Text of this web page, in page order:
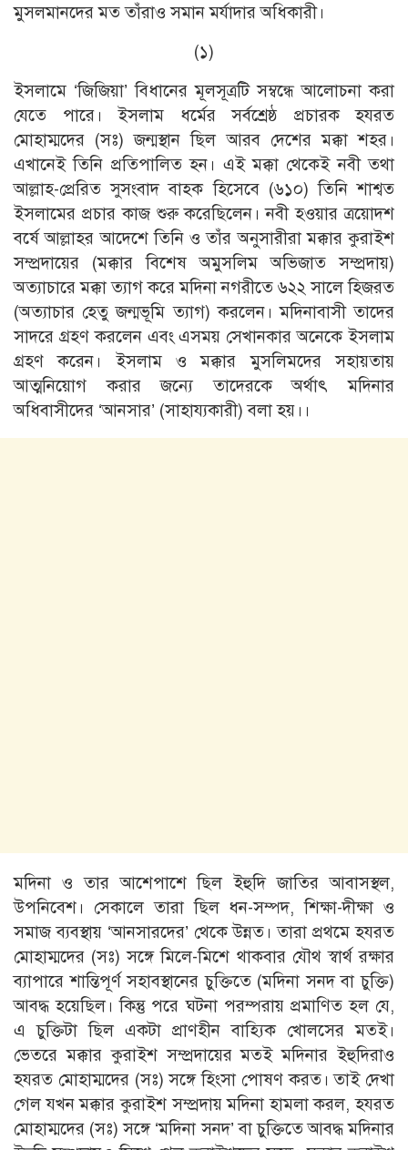
মুসলমানদের মত তাঁরাও সমান মর্যাদার অধিকারী।
(১)
ইসলামে ‘জিজিয়া’ বিধানের মূলসূত্রটি সম্বন্ধে আলােচনা করা
যেতে পারে। ইসলাম ধর্মের সর্বশ্রেষ্ঠ প্রচারক হযরত
মােহাম্মদের (সঃ) জন্মস্থান ছিল আরব দেশের মক্কা শহর।
এখানেই তিনি প্রতিপালিত হন। এই মক্কা থেকেই নবী তথা
আল্লাহ-প্রেরিত সুসংবাদ বাহক হিসেবে (৬১০) তিনি শাশ্বত
ইসলামের প্রচার কাজ শুরু করেছিলেন। নবী হওয়ার ত্রয়ােদশ
বর্ষে আল্লাহর আদেশে তিনি ও তাঁর অনুসারীরা মক্কার কুরাইশ
সম্প্রদায়ের (মক্কার বিশেষ অমুসলিম অভিজাত সম্প্রদায়)
অত্যাচারে মক্কা ত্যাগ করে মদিনা নগরীতে ৬২২ সালে হিজরত
(অত্যাচার হেতু জন্মভূমি ত্যাগ) করলেন। মদিনাবাসী তাদের
সাদরে গ্রহণ করলেন এবং এসময় সেখানকার অনেকে ইসলাম
গ্রহণ করেন। ইসলাম ও মক্কার মুসলিমদের সহায়তায়
আত্মনিয়ােগ করার জন্যে তাদেরকে অর্থাৎ মদিনার
অধিবাসীদের ‘আনসার’ (সাহায্যকারী) বলা হয়।।
মদিনা ও তার আশেপাশে ছিল ইহুদি জাতির আবাসস্থল,
উপনিবেশ। সেকালে তারা ছিল ধন-সম্পদ, শিক্ষা-দীক্ষা ও
সমাজ ব্যবস্থায় ‘আনসারদের’ থেকে উন্নত। তারা প্রথমে হযরত
মােহাম্মদের (সঃ) সঙ্গে মিলে-মিশে থাকবার যৌথ স্বার্থ রক্ষার
ব্যাপারে শান্তিপূর্ণ সহাবস্থানের চুক্তিতে (মদিনা সনদ বা চুক্তি)
আবদ্ধ হয়েছিল। কিন্তু পরে ঘটনা পরম্পরায় প্রমাণিত হল যে,
এ চুক্তিটা ছিল একটা প্রাণহীন বাহ্যিক খােলসের মতই।
ভেতরে মক্কার কুরাইশ সম্প্রদায়ের মতই মদিনার ইহুদিরাও
হযরত মােহাম্মদের (সঃ) সঙ্গে হিংসা পােষণ করত। তাই দেখা
গেল যখন মক্কার কুরাইশ সম্প্রদায় মদিনা হামলা করল, হযরত
মােহাম্মদের (সঃ) সঙ্গে ‘মদিনা সনদ’ বা চুক্তিতে আবদ্ধ মদিনার